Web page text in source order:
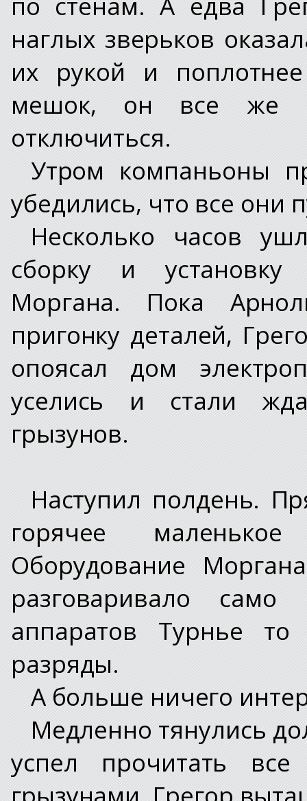
наглых зверьков
их рукой и
мешок, он все же
отключиться.
Утром компаньоны
убедились, что все они
Несколько часов
сборку и установку
Моргана. Пока
пригонку деталей,
опоясал дом
уселись и стали
грызунов.
Наступил полдень.
горячее
Оборудование
разговаривало
аппаратов Турнье
разряды.
А больше ничего
Медленно тянулись
успел прочитать